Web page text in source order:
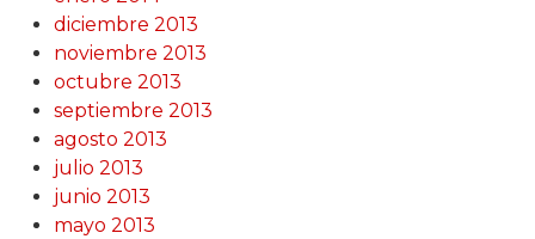
diciembre 2013
noviembre 2013
octubre 2013
septiembre 2013
agosto 2013
julio 2013
junio 2013
mayo 2013